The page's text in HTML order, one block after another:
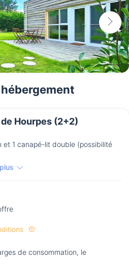
Hourpes (2+2)
et 1 canapé-lit double (possibilité
de consommation, le